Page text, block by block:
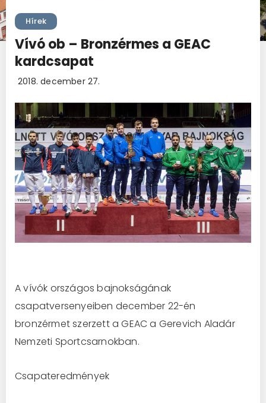
Hírek
Vívó ob – Bronzérmes a GEAC
kardcsapat
2018. december 27.
A vívók országos bajnokságának
csapatversenyeiben december 22-én
bronzérmet szerzett a GEAC a Gerevich Aladár
Nemzeti Sportcsarnokban.
Csapateredmények